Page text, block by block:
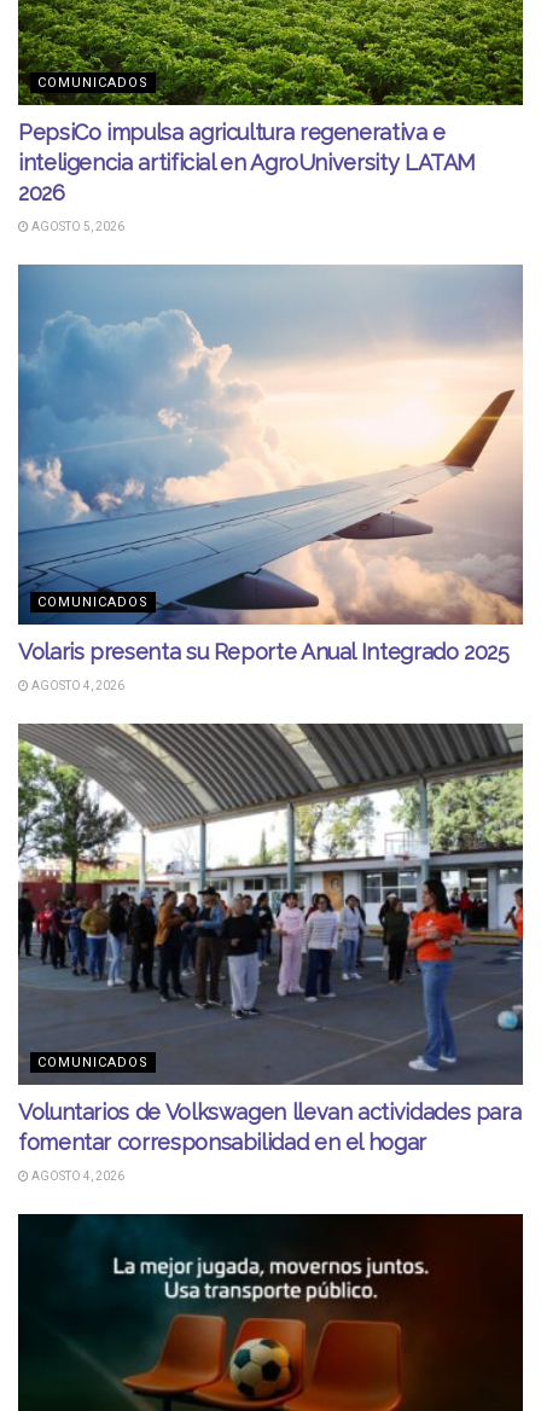
COMUNICADOS
PepsiCo impulsa agricultura regenerativa e
inteligencia artificial en AgroUniversity LATAM
2026
AGOSTO 5, 2026
COMUNICADOS
Volaris presenta su Reporte Anual Integrado 2025
AGOSTO 4, 2026
COMUNICADOS
Voluntarios de Volkswagen llevan actividades para
fomentar corresponsabilidad en el hogar
AGOSTO 4, 2026